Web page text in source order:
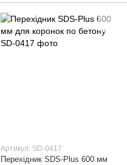
Артикул: SD-0417
Перехідник SDS-Plus 600 мм